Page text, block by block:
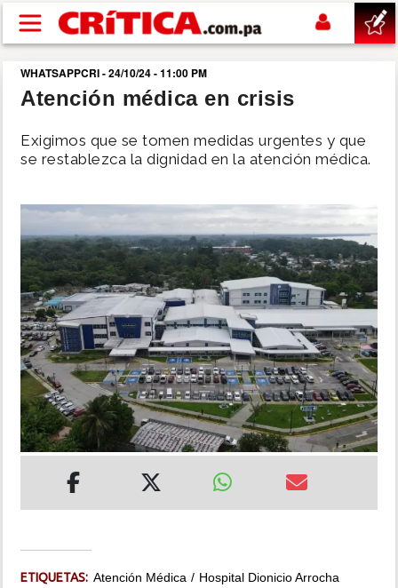
Pasar al contenido principal
buscar
SHOW
DEPORTES
MUNDO
INSÓLITAS
MULTIMEDIA
WHATSAPPCRI - 24/10/24 - 11:00 PM
Atención médica en crisis
Exigimos que se tomen medidas urgentes y que
se restablezca la dignidad en la atención médica.
ETIQUETAS: Atención Médica
Hospital Dionicio Arrocha